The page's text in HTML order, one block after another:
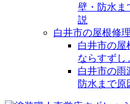
壁・防水ま
説
白井市の屋根修
白井市の屋
ならすずし
白井市の雨
防水まで原